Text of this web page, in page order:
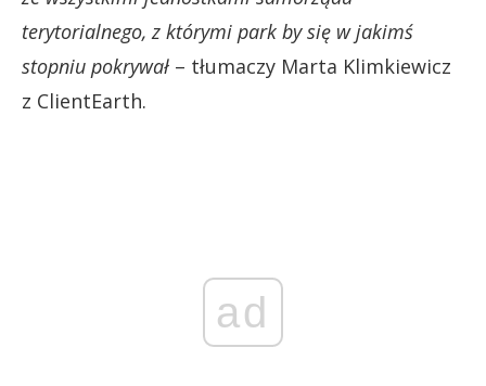
terytorialnego, z którymi park by się w jakimś
stopniu pokrywał – tłumaczy Marta Klimkiewicz
z ClientEarth.
ad